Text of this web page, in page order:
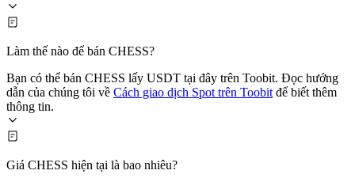
Làm thế nào để bán CHESS?
Bạn có thể bán CHESS lấy USDT tại đây trên Toobit. Đọc hướng
dẫn của chúng tôi về Cách giao dịch Spot trên Toobit để biết thêm
thông tin.
Giá CHESS hiện tại là bao nhiêu?